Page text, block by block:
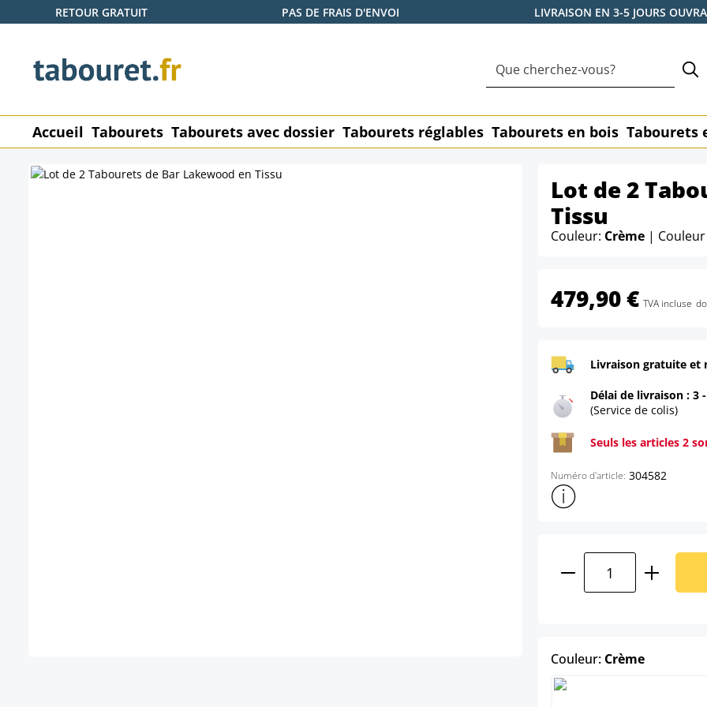
au contenu principal
Passer à la recherche
Passer à la navigation principale
RETOUR GRATUIT PAS DE FRAIS D'ENVOI LIVRAISON EN 3-5 JOURS
Accueil Tabourets Tabourets avec dossier Tabourets réglables Tabourets en bois Tabourets
Lot de 2
Tissu
Couleur: Crème |
479,90 € TVA incluse
Livraison gratuite et
Délai de livraison : 3
(Service de colis)
Seuls les articles 2
Numéro d'article: 304582
Afficher plus d'informations
Quantité de
Couleur: Crèmeselect